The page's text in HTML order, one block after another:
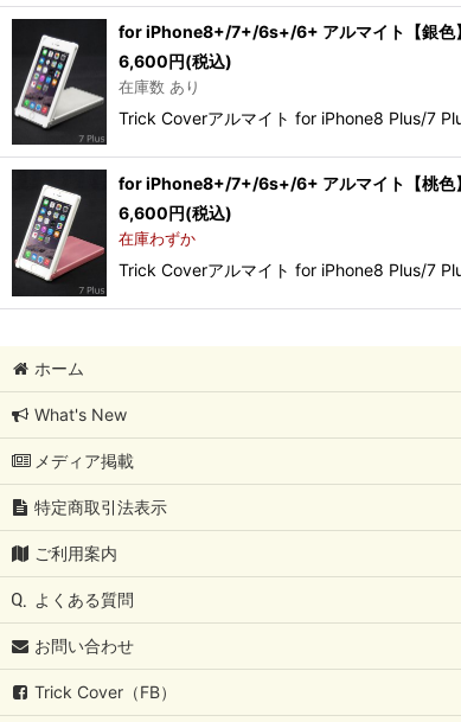
for iPhone8+/7+/6s+/6+ アルマイト【銀色
6,600円(税込)
在庫数 あり
Trick Coverアルマイト for iPhone8 Plus/7
for iPhone8+/7+/6s+/6+ アルマイト【桃色
6,600円(税込)
在庫わずか
Trick Coverアルマイト for iPhone8 Plus/7
ホーム
What's New
メディア掲載
特定商取引法表示
ご利用案内
よくある質問
お問い合わせ
Trick Cover（FB）